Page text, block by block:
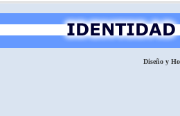
Diseño y